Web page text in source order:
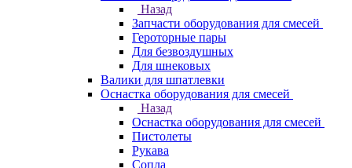
Назад
Запчасти оборудования для смесей
Героторные пары
Для безвоздушных
Для шнековых
Валики для шпатлевки
Оснастка оборудования для смесей
Назад
Оснастка оборудования для смесей
Пистолеты
Рукава
Сопла